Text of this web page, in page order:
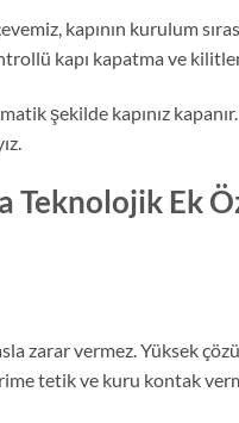
kapının kurulum
kapı kapatma ve
şekilde kapınız
Teknolojik Ek
zarar vermez. Yüksek
tetik ve kuru kontak